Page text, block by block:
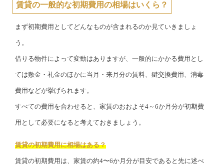
賃貸の一般的な初期費用の相場はいくら？
まず初期費用としてどんなものが含まれるのか見ていきましょ
う。
借りる物件によって変動はありますが、一般的にかかる費用とし
ては敷金・礼金のほかに当月・来月分の賃料、鍵交換費用、消毒
費用などが挙げられます。
すべての費用を合わせると、家賃のおおよそ4～6か月分が初期費
用として必要になると考えておきましょう。
賃貸の初期費用に相場はある？
賃貸の初期費用は、家賃の約4〜6か月分が目安であると先に述べ